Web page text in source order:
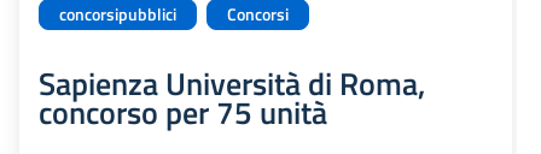
concorsipubblici
Concorsi
Sapienza Università di Roma,
concorso per 75 unità